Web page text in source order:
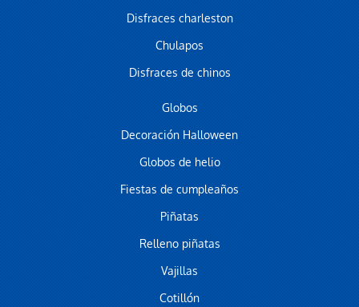
Disfraces charleston
Chulapos
Disfraces de chinos
Globos
Decoración Halloween
Globos de helio
Fiestas de cumpleaños
Piñatas
Relleno piñatas
Vajillas
Cotillón